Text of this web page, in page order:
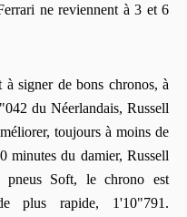
ne reviennent à 3 et 6
à signer de bons chronos, à
du Néerlandais, Russell
toujours à moins de
minutes du damier, Russell
Soft, le chrono est
plus rapide, 1'10"791.